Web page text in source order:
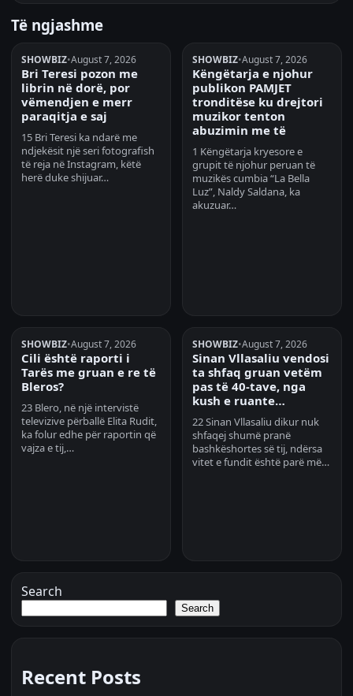
Të ngjashme
SHOWBIZ•August 7, 2026
Bri Teresi pozon me
librin në dorë, por
vëmendjen e merr
paraqitja e saj
15 Bri Teresi ka ndarë me
ndjekësit një seri fotografish
të reja në Instagram, këtë
herë duke shijuar…
SHOWBIZ•August 7, 2026
Këngëtarja e njohur
publikon PAMJET
tronditëse ku drejtori
muzikor tenton
abuzimin me të
1 Këngëtarja kryesore e
grupit të njohur peruan të
muzikës cumbia “La Bella
Luz”, Naldy Saldana, ka
akuzuar…
SHOWBIZ•August 7, 2026
Cili është raporti i
Tarës me gruan e re të
Bleros?
23 Blero, në një intervistë
televizive përballë Elita Rudit,
ka folur edhe për raportin që
vajza e tij,…
SHOWBIZ•August 7, 2026
Sinan Vllasaliu vendosi
ta shfaq gruan vetëm
pas të 40-tave, nga
kush e ruante…
22 Sinan Vllasaliu dikur nuk
shfaqej shumë pranë
bashkëshortes së tij, ndërsa
vitet e fundit është parë më…
Search
Search
Recent Posts